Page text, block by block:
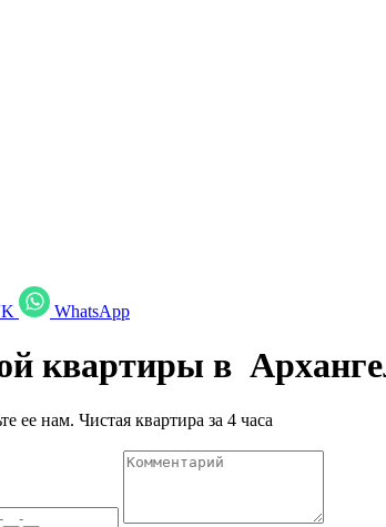
WhatsApp
квартиры в
ее нам. Чистая квартира за 4 часа